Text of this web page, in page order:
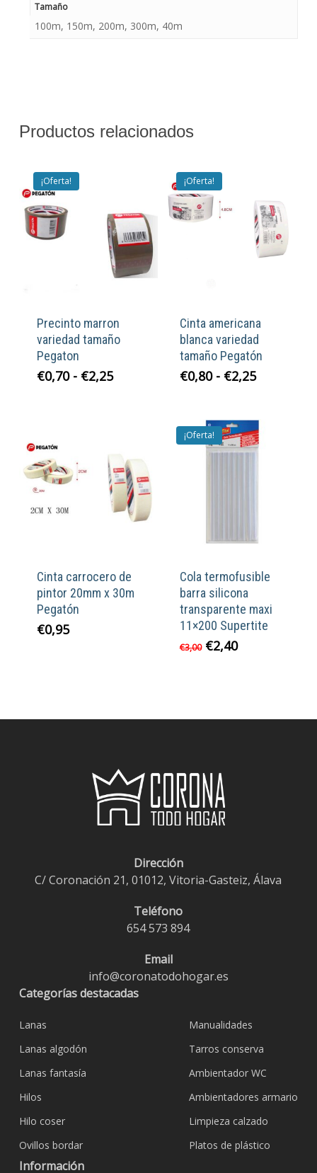
Tamaño
100m, 150m, 200m, 300m, 40m
Productos relacionados
¡Oferta!
Precinto marron
variedad tamaño
Pegaton
€0,70 - €2,25Rango
hasta
€2,25
¡Oferta!
Cinta americana
blanca variedad
tamaño Pegatón
€0,80 - €2,25Rango
desde
€0,80
hasta
Cinta carrocero de
pintor 20mm x 30m
Pegatón
€0,95
¡Oferta!
Cola termofusible
barra silicona
transparente maxi
11×200 Supertite
€3,00 El
€2,40El
Dirección
C/ Coronación 21, 01012, Vitoria-Gasteiz, Álava
Teléfono
654 573 894
Email
info@coronatodohogar.es
Categorías destacadas
Lanas
Lanas algodón
Lanas fantasía
Hilos
Hilo coser
Ovillos bordar
Manualidades
Tarros conserva
Ambientador WC
Ambientadores armario
Limpieza calzado
Platos de plástico
Información